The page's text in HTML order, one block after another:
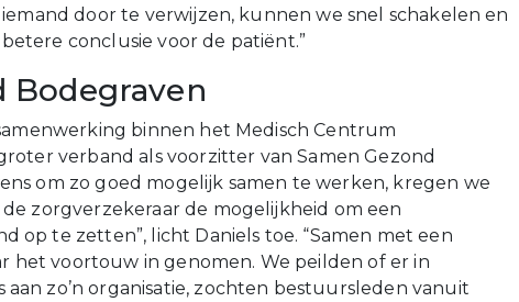
door te verwijzen, kunnen we snel schakelen en
conclusie voor de patiënt.”
Bodegraven
binnen het Medisch Centrum
verband als voorzitter van Samen Gezond
om zo goed mogelijk samen te werken, kregen we
zorgverzekeraar de mogelijkheid om een
op te zetten”, licht Daniels toe. “Samen met een
het voortouw in genomen. We peilden of er in
zo’n organisatie, zochten bestuursleden vanuit